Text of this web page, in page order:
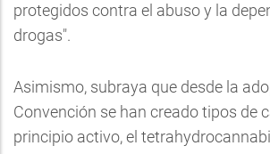
protegidos contra el abuso y la
drogas".
Asimismo, subraya que desde la
Convención se han creado tipos de
principio activo, el